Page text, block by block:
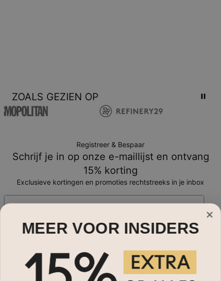
ZOALS GEZIEN OP
Registreer & Bespaar
Schrijf je in op onze e-maillijst en ontvang
15% korting
Exclusieve kortingen en promoties rechtstreeks in je inbox
E-mail*
Sieraden
Naam Kettingen
MEER VOOR INSIDERS